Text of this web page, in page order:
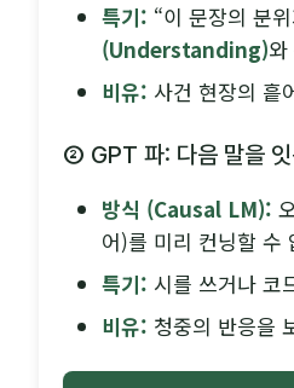
특기: “이 문장의 분
(Understanding)
비유: 사건 현장의 흩
② GPT 파: 다음 말을
방식 (Causal LM):
어)를 미리 컨닝할 수
특기: 시를 쓰거나 코
비유: 청중의 반응을